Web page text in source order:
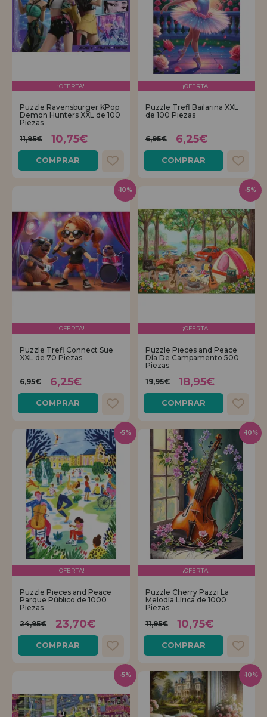
¡OFERTA!
Puzzle Ravensburger KPop
Demon Hunters XXL de 100
Piezas
11,95€
10,75€
COMPRAR
¡OFERTA!
Puzzle Trefl Bailarina XXL
de 100 Piezas
6,95€ 6,25€
COMPRAR
¡OFERTA!
Puzzle Trefl Connect Sue
XXL de 70 Piezas
6,95€ 6,25€
COMPRAR
-10%
¡OFERTA!
Puzzle Pieces and Peace
Día De Campamento 500
Piezas
19,95€
18,95€
COMPRAR
-5%
¡OFERTA!
Puzzle Pieces and Peace
Parque Público de 1000
Piezas
24,95€
23,70€
COMPRAR
-5%
¡OFERTA!
Puzzle Cherry Pazzi La
Melodía Lírica de 1000
Piezas
11,95€
10,75€
COMPRAR
-10%
-5% -10%